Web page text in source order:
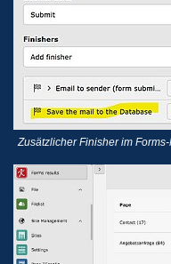
Zusätzlicher Finisher im